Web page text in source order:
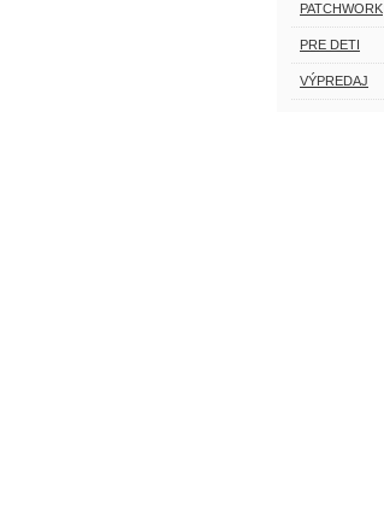
PATCHWORK
PRE DETI
VÝPREDAJ